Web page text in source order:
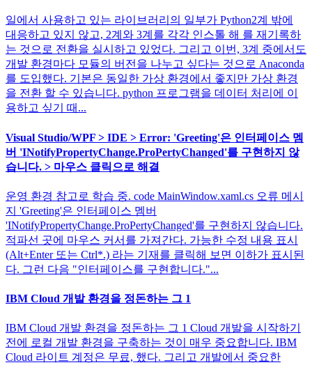
일에서 사용하고 있는 라이브러리의 일부가 Python2계 밖에
대응하고 있지 않고, 2계와 3계를 각각 인스톨 해 를 재기록하
는 것으로 전환을 실시하고 있었다. 그리고 이번, 3계 중에서도
개발 환경마다 모듈의 버전을 나누고 싶다는 것으로 Anaconda
를 도입했다. 기본은 동일한 가상 환경에서 좋지만 가상 환경
을 전환 할 수 있습니다. python 프로그램을 데이터 처리에 이
용하고 싶기 때...
Visual Studio/WPF > IDE > Error: 'Greeting'은 인터페이스 멤
버 'INotifyPropertyChange.ProPertyChanged'를 구현하지 않
습니다. > 마우스 클릭으로 해결
운영 환경 참고로 학습 중. code MainWindow.xaml.cs 오류 메시
지 'Greeting'은 인터페이스 멤버
'INotifyPropertyChange.ProPertyChanged'를 구현하지 않습니다.
적파선 곳에 마우스 커서를 가져간다. 가능한 수정 내용 표시
(Alt+Enter 또는 Ctrl*.) 라는 기재를 클릭해 보면 이하가 표시된
다. 그런 다음 "인터페이스를 구현합니다."...
IBM Cloud 개발 환경을 정돈하는 그 1
IBM Cloud 개발 환경을 정돈하는 그 1 Cloud 개발을 시작하기
전에 로컬 개발 환경을 구축하는 것이 매우 중요합니다. IBM
Cloud 라이트 계정은 무료, 했다. 그리고 개발에서 중요한